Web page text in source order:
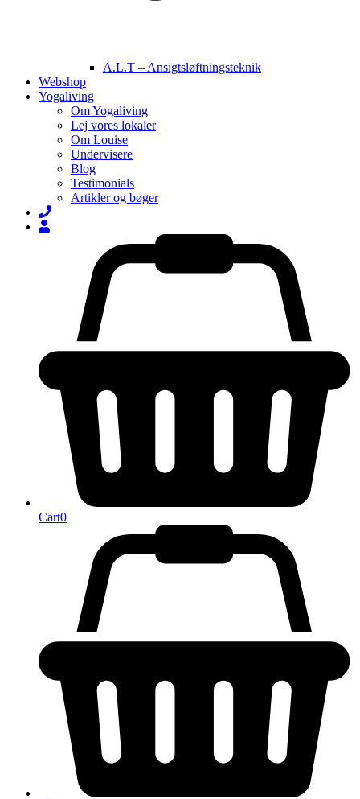
A.L.T – Ansigtsløftningsteknik
Webshop
Yogaliving
Om Yogaliving
Lej vores lokaler
Om Louise
Undervisere
Blog
Testimonials
Artikler og bøger
Cart0